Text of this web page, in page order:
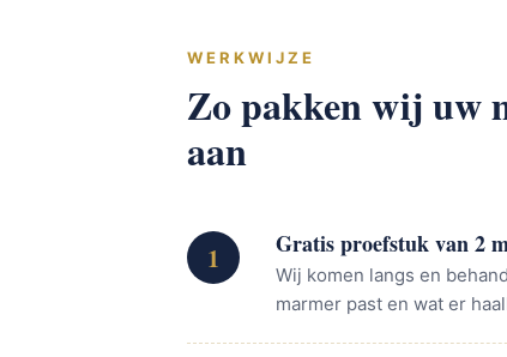
WERKWIJZE
Zo pakken wij uw
aan
1 Gratis proefstuk van 2
Wij komen langs en
marmer past en wat er